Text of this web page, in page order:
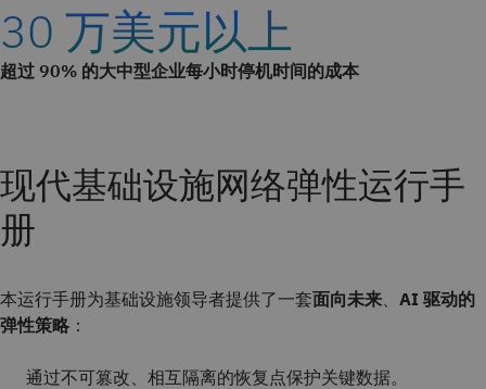
30 万美元以上
超过 90% 的大中型企业每小时停机时间的成本
现代基础设施网络弹性运行手
册
本运行手册为基础设施领导者提供了一套面向未来、 AI 驱动的
弹性策略 ：
通过不可篡改、相互隔离的恢复点保护关键数据。